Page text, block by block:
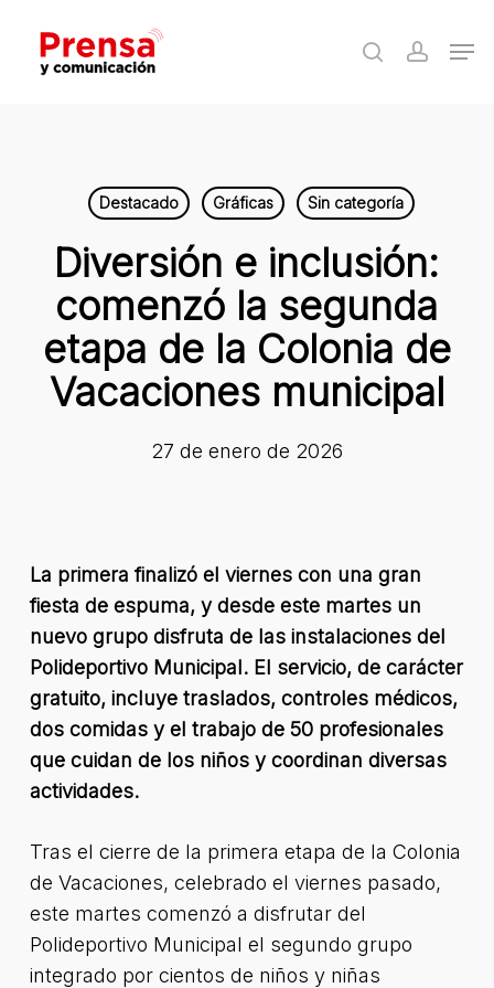
main
search
Destacado Gráficas Sin categoría
Diversión e inclusión:
comenzó la segunda
etapa de la Colonia de
Vacaciones municipal
27 de enero de 2026
La primera finalizó el viernes con una gran
fiesta de espuma, y desde este martes un
nuevo grupo disfruta de las instalaciones del
Polideportivo Municipal. El servicio, de carácter
gratuito, incluye traslados, controles médicos,
dos comidas y el trabajo de 50 profesionales
que cuidan de los niños y coordinan diversas
actividades.
Tras el cierre de la primera etapa de la Colonia
de Vacaciones, celebrado el viernes pasado,
este martes comenzó a disfrutar del
Polideportivo Municipal el segundo grupo
integrado por cientos de niños y niñas